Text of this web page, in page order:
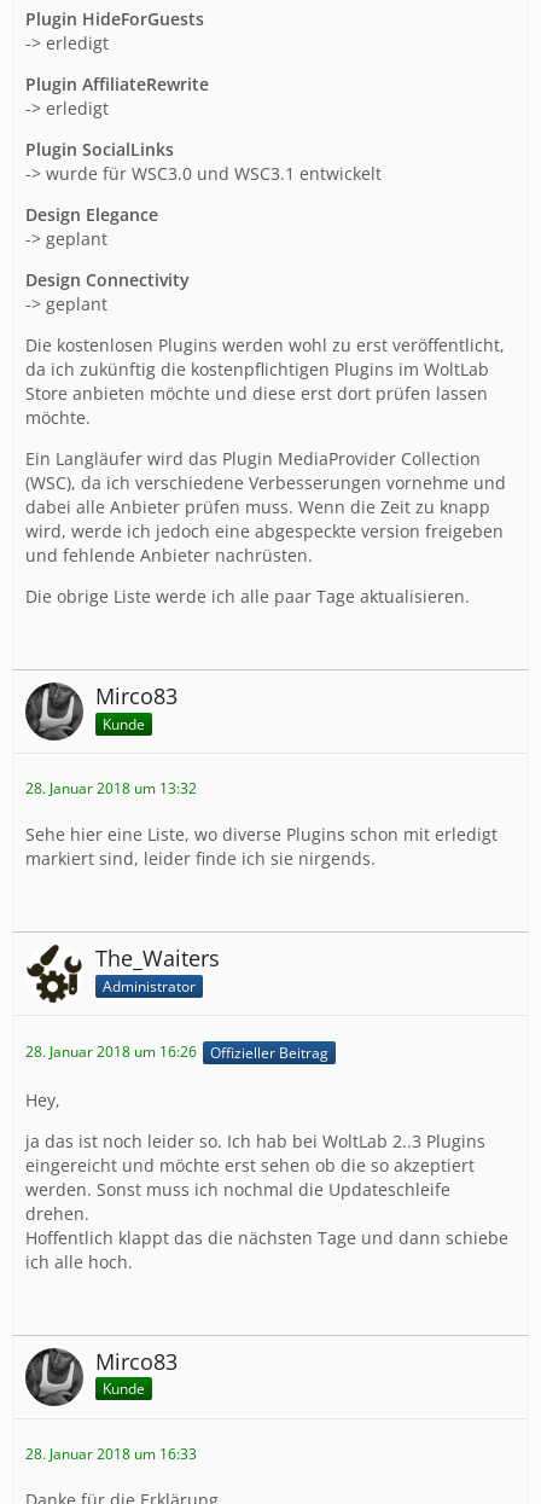
Plugin HideForGuests
-> erledigt
Plugin AffiliateRewrite
-> erledigt
Plugin SocialLinks
-> wurde für WSC3.0 und WSC3.1 entwickelt
Design Elegance
-> geplant
Design Connectivity
-> geplant
Die kostenlosen Plugins werden wohl zu erst veröffentlicht,
da ich zukünftig die kostenpflichtigen Plugins im WoltLab
Store anbieten möchte und diese erst dort prüfen lassen
möchte.
Ein Langläufer wird das Plugin MediaProvider Collection
(WSC), da ich verschiedene Verbesserungen vornehme und
dabei alle Anbieter prüfen muss. Wenn die Zeit zu knapp
wird, werde ich jedoch eine abgespeckte version freigeben
und fehlende Anbieter nachrüsten.
Die obrige Liste werde ich alle paar Tage aktualisieren.
Mirco83
Kunde
28. Januar 2018 um 13:32
Sehe hier eine Liste, wo diverse Plugins schon mit erledigt
markiert sind, leider finde ich sie nirgends.
The_Waiters
Administrator
28. Januar 2018 um 16:26 Offizieller Beitrag
Hey,
ja das ist noch leider so. Ich hab bei WoltLab 2..3 Plugins
eingereicht und möchte erst sehen ob die so akzeptiert
werden. Sonst muss ich nochmal die Updateschleife
drehen.
Hoffentlich klappt das die nächsten Tage und dann schiebe
ich alle hoch.
Mirco83
Kunde
28. Januar 2018 um 16:33
Danke für die Erklärung.